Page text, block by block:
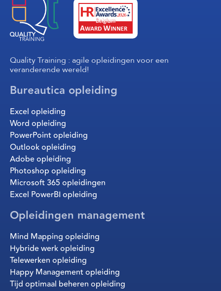
Quality Training : agile opleidingen voor een
veranderende wereld!
Bureautica opleiding
Excel opleiding
Word opleiding
PowerPoint opleiding
Outlook opleiding
Adobe opleiding
Photoshop opleiding
Microsoft 365 opleidingen
Excel PowerBI opleiding
Opleidingen management
Mind Mapping opleiding
Hybride werk opleiding
Telewerken opleiding
Happy Management opleiding
Tijd optimaal beheren opleiding